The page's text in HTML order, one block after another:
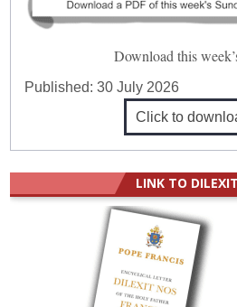
Download this
Published:30 July 2026
Click to
LINK TO